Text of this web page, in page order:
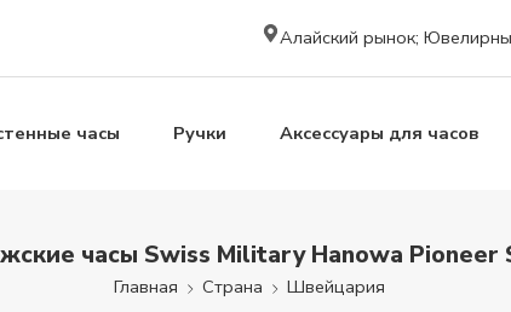
Алайский рынок;
часы Ручки Аксессуары для часов
часы Swiss Military Hanowa Pioneer
Главная Страна Швейцария